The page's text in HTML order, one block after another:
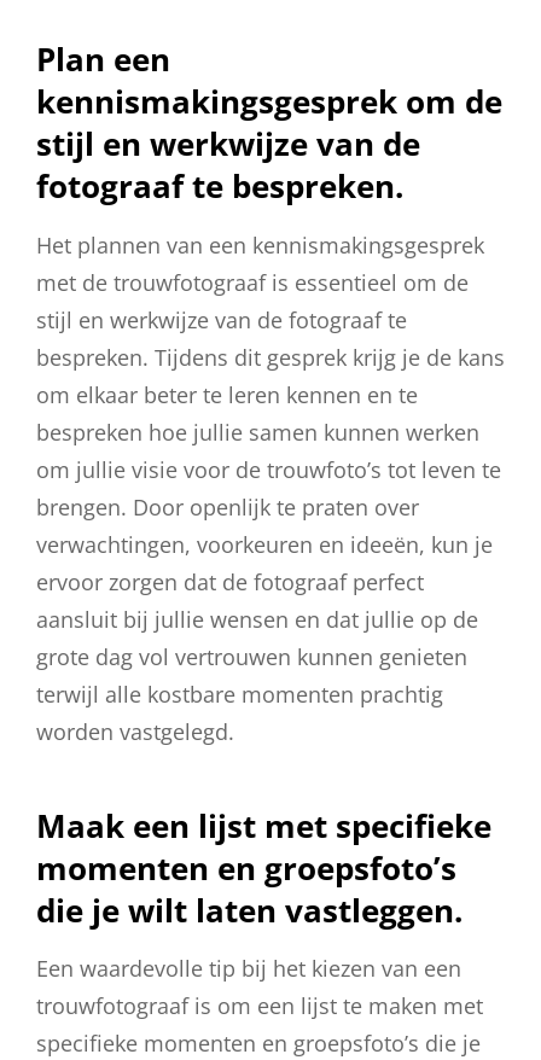
Plan een
kennismakingsgesprek om de
stijl en werkwijze van de
fotograaf te bespreken.
Het plannen van een kennismakingsgesprek
met de trouwfotograaf is essentieel om de
stijl en werkwijze van de fotograaf te
bespreken. Tijdens dit gesprek krijg je de kans
om elkaar beter te leren kennen en te
bespreken hoe jullie samen kunnen werken
om jullie visie voor de trouwfoto’s tot leven te
brengen. Door openlijk te praten over
verwachtingen, voorkeuren en ideeën, kun je
ervoor zorgen dat de fotograaf perfect
aansluit bij jullie wensen en dat jullie op de
grote dag vol vertrouwen kunnen genieten
terwijl alle kostbare momenten prachtig
worden vastgelegd.
Maak een lijst met specifieke
momenten en groepsfoto’s
die je wilt laten vastleggen.
Een waardevolle tip bij het kiezen van een
trouwfotograaf is om een lijst te maken met
specifieke momenten en groepsfoto’s die je